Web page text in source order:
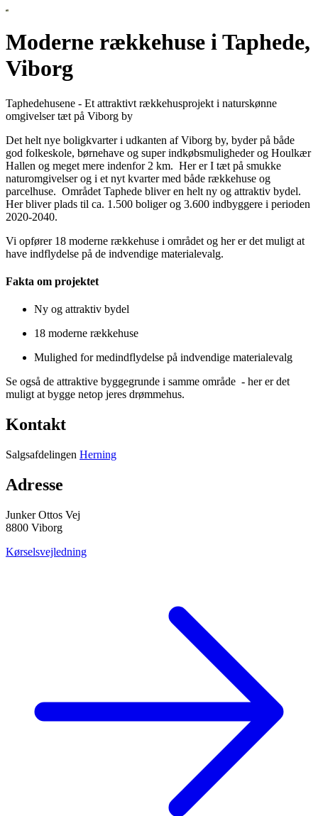
Moderne rækkehuse i Taphede,
Viborg
Taphedehusene - Et attraktivt rækkehusprojekt i naturskønne
omgivelser tæt på Viborg by
Det helt nye boligkvarter i udkanten af Viborg by, byder på både
god folkeskole, børnehave og super indkøbsmuligheder og Houlkær
Hallen og meget mere indenfor 2 km. Her er I tæt på smukke
naturomgivelser og i et nyt kvarter med både rækkehuse og
parcelhuse. Området Taphede bliver en helt ny og attraktiv bydel.
Her bliver plads til ca. 1.500 boliger og 3.600 indbyggere i perioden
2020-2040.
Vi opfører 18 moderne rækkehuse i området og her er det muligt at
have indflydelse på de indvendige materialevalg.
Fakta om projektet
Ny og attraktiv bydel
18 moderne rækkehuse
Mulighed for medindflydelse på indvendige materialevalg
Se også de attraktive byggegrunde i samme område - her er det
muligt at bygge netop jeres drømmehus.
Kontakt
Salgsafdelingen Herning
Adresse
Junker Ottos Vej
8800 Viborg
Kørselsvejledning